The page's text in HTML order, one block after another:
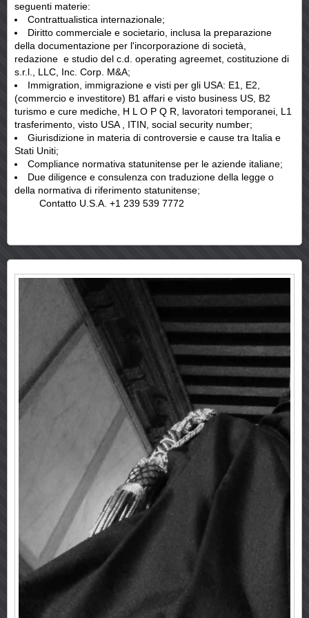
seguenti materie:
Contrattualistica internazionale;
Diritto commerciale e societario, inclusa la preparazione
della documentazione per l'incorporazione di società,
redazione e studio del c.d. operating agreemet, costituzione di
s.r.l., LLC, Inc. Corp. M&A;
Immigration, immigrazione e visti per gli USA: E1, E2,
(commercio e investitore) B1 affari e visto business US, B2
turismo e cure mediche, H L O P Q R, lavoratori temporanei, L1
trasferimento, visto USA , ITIN, social security number;
Giurisdizione in materia di controversie e cause tra Italia e
Stati Uniti;
Compliance normativa statunitense per le aziende italiane;
Due diligence e consulenza con traduzione della legge o
della normativa di riferimento statunitense;
Contatto U.S.A. +1 239 539 7772